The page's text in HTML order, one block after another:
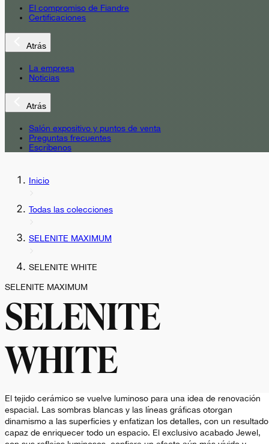
El compromiso de Fiandre
Certificaciones
Atrás
La empresa
Noticias
Atrás
Salón expositivo y puntos de venta
Preguntas frecuentes
Escríbenos
Inicio
Todas las colecciones
SELENITE MAXIMUM
SELENITE WHITE
SELENITE MAXIMUM
SELENITE
WHITE
El tejido cerámico se vuelve luminoso para una idea de renovación
espacial. Las sombras blancas y las líneas gráficas otorgan
dinamismo a las superficies y enfatizan los detalles, con un resultado
capaz de enriquecer todo un espacio. El exclusivo acabado Jewel,